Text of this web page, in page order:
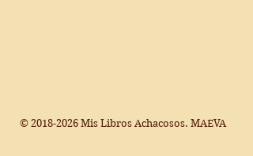
© 2018-2026 Mis Libros Achacosos. MAEVA